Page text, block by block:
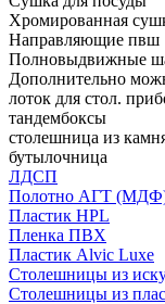
Хромированная
Направляющие пвш
Полновыдвижные
Дополнительно
лоток для стол.
тандембоксы
столешница из
бутылочница
ЛДСП
Полотно АГТ
Пластик HPL
Пленка ПВХ
Пластик Alvic Luxe
Столешницы из
Столешницы из